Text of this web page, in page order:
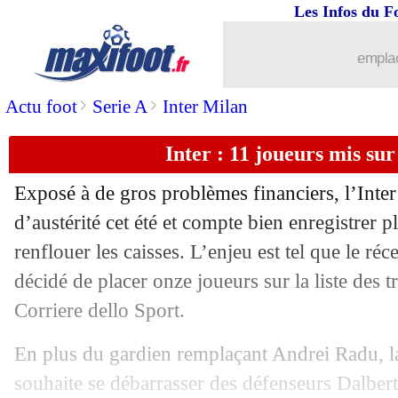
Actu foot> Serie A> Inter Milan
Les Infos du
Inter : 11 joueurs mis
Exposé à de gros problèmes financiers,
d’austérité cet été et compte bien enregistrer
renflouer les caisses. L’enjeu est tel que le
décidé de placer onze joueurs sur la liste des
Corriere dello Sport.
En plus du gardien remplaçant Andrei Radu,
souhaite se débarrasser des défenseurs
Lyon: Benlamri pourrait filer au
07/06 Montpellier: clap de fin pour Hilton
07/06 Juve: la priorité Vlahovic en attaque
07/06 Barça: ça s'active pour Depay
07/06 OM : Strootman, une vraie priorité du
07/06 Leeds: le PSG, l'agent de Meslier
07/06 Arsenal : la Roma veut Xhaka, mais...